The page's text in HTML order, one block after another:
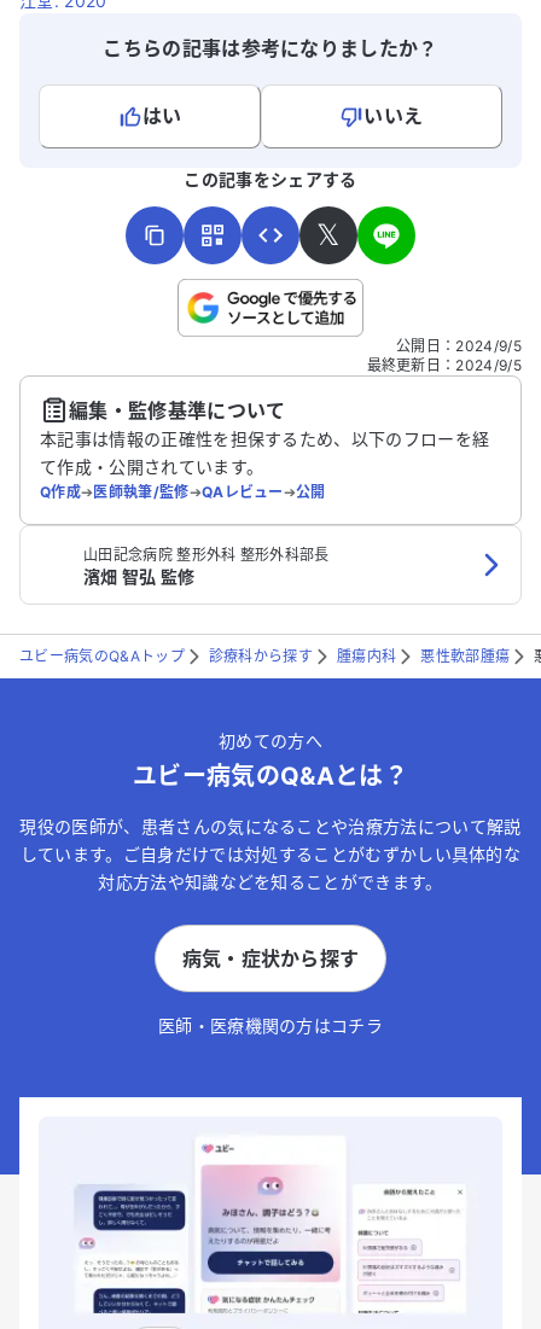
こちらの記事は参考になりましたか？
はい
いいえ
こちらは送信専用のフォームです。氏名やご自身の病気の詳細な
送信する
この記事をシェアする
𝕏
公開日 ： 2024/9/5
最終更新日 ： 2024/9/5
編集・監修基準について
本記事は情報の正確性を担保するため、以下のフローを経
て作成・公開されています。
Q作成➔医師執筆/監修➔QAレビュー➔公開
山田記念病院 整形外科 整形外科部長
濱畑 智弘 監修
ユビー病気のQ&Aトップ 診療科から探す 腫瘍内科 悪性軟部腫瘍
初めての方へ
ユビー病気のQ&Aとは？
現役の医師が、患者さんの気になることや治療方法について解説
しています。ご自身だけでは対処することがむずかしい具体的な
対応方法や知識などを知ることができます。
病気・症状から探す
医師・医療機関の方はコチラ